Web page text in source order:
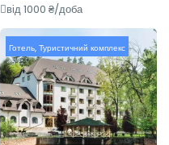
від 1000 ₴/доба
Готель, Туристичний комплекс